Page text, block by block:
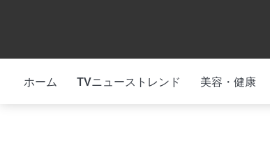
ホーム TVニューストレンド 美容・健康